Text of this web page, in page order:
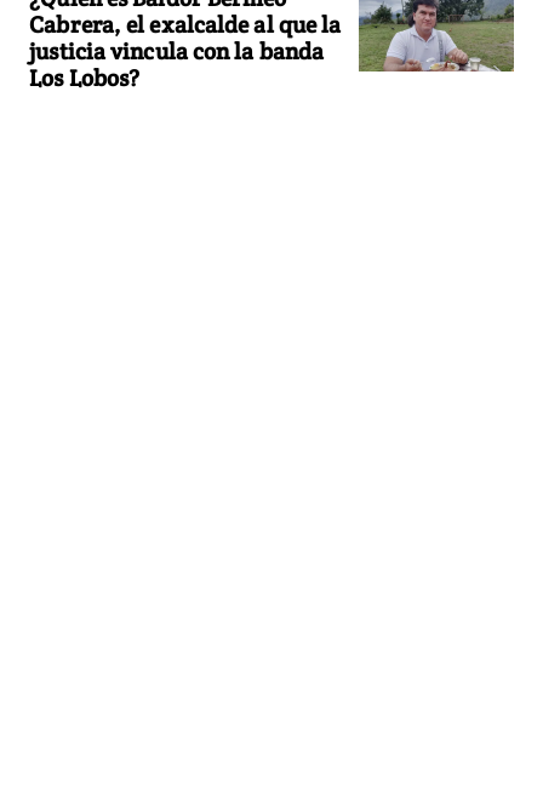
Cabrera, el exalcalde al que la
justicia vincula con la banda
Los Lobos?